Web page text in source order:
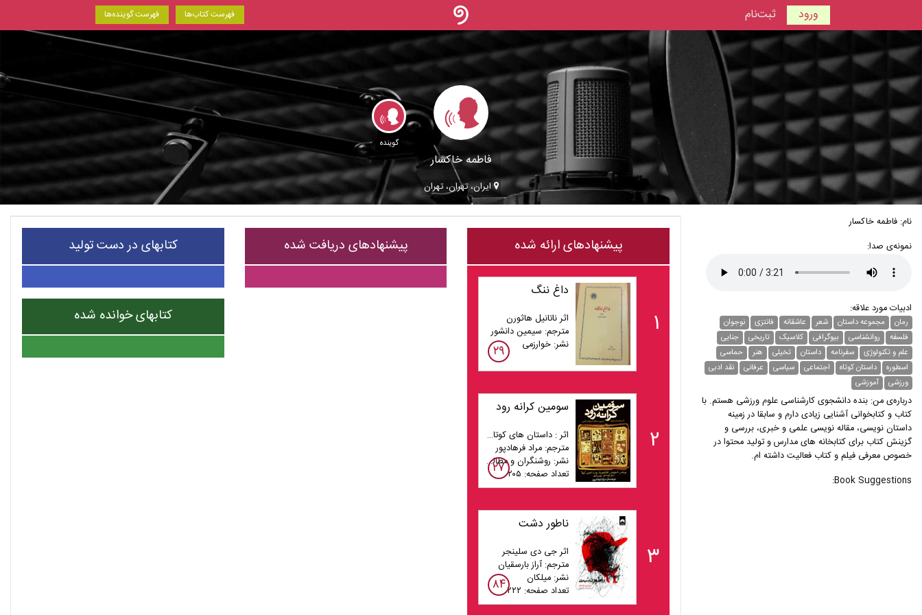
ورود ثبت‌نام فهرست گوینده‌ها فهرست کتاب‌ها
گوینده
فاطمه خاکسار
ایران، تهران، تهران
نام: فاطمه خاکسار
نمونه‌ی صدا:
ادبیات مورد علاقه:
رمان مجموعه داستان شعر عاشقانه فانتزی
نوجوان
فلسفه
روانشناسی بیوگرافی کلاسیک تاریخی
جنایی
علم و تکنولوژی
سفرنامه داستان تخیلی هنر
حماسی
اسطوره
داستان کوتاه اجتماعی سیاسی عرفانی
نقد ادبی
ورزشی
آموزشی
درباره‌ی من: بنده دانشجوی کارشناسی علوم ورزشی هستم. با
کتاب و کتابخوانی آشنایی زیادی دارم و سابقا در زمینه
داستان نویسی، مقاله نویسی علمی و خبری، بررسی و
گزینش کتاب برای کتابخانه های مدارس و تولید محتوا در
خصوص معرفی فیلم و کتاب فعالیت داشته ام.
Book Suggestions:
پیشنهادهای ارائه شده
۱
داغ ننگ
اثر ناتانیل هاثورن
مترجم: سیمین دانشور
نشر: خوارزمی
۲۹
۲
سومین کرانه رود
اثر : داستان های کوتاه از نویسندگان آمریکای لاتین
مترجم: مراد فرهادپور
نشر: روشنگران و مطالعات زنان
تعداد صفحه: ۲۰۵
۲۷
۳
ناطور دشت
اثر جی دی سلینجر
مترجم: آراز بارسقیان
نشر: میلکان
تعداد صفحه: ۲۲۲
۸۴
پیشنهادهای دریافت شده کتابهای در دست تولید
کتابهای خوانده شده